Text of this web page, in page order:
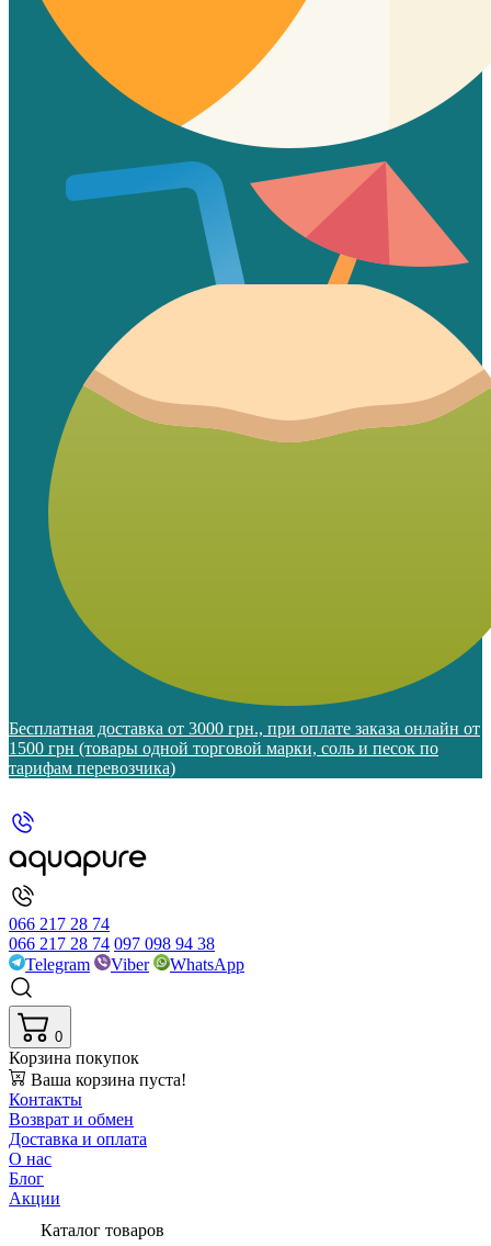
Бесплатная доставка от 3000 грн., при оплате заказа онлайн от
1500 грн (товары одной торговой марки, соль и песок по
тарифам перевозчика)
066 217 28 74
066 217 28 74 097 098 94 38
Telegram
Viber WhatsApp
0
Корзина покупок
Ваша корзина пуста!
Контакты
Возврат и обмен
Доставка и оплата
О нас
Блог
Акции
Каталог товаров